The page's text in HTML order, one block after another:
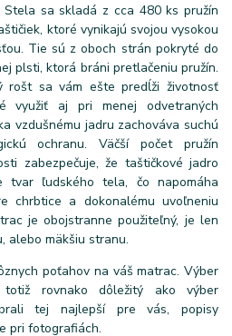
Stela sa skladá z cca 480 ks pružín
ktoré vynikajú svojou vysokou
Tie sú z oboch strán pokryté do
plsti, ktorá bráni pretlačeniu pružín.
rošt sa vám ešte predĺži životnosť
využiť aj pri menej odvetraných
vzdušnému jadru zachováva suchú
ochranu. Väčší počet pružín
zabezpečuje, že taštičkové jadro
tvar ľudského tela, čo napomáha
chrbtice a dokonalému uvoľneniu
je obojstranne použiteľný, je len
alebo mäkšiu stranu.
poťahov na váš matrac. Výber
rovnako dôležitý ako výber
tej najlepší pre vás, popisy
pri fotografiách.